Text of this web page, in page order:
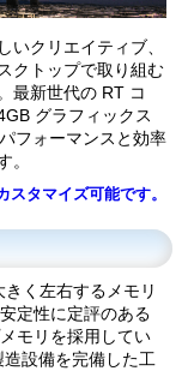
クリエイティブ、
クトップで取り組む
最新世代の RT コ
グラフィックス
フォーマンスと効率
。
タマイズ可能です。
く左右するメモリ
定性に定評のある
モリを採用してい
造設備を完備した工